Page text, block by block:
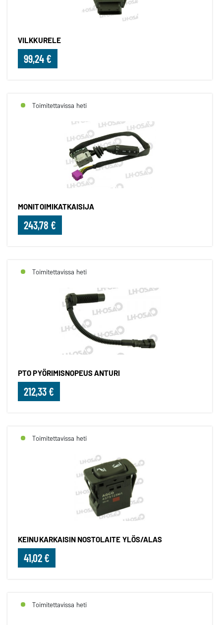
VILKKURELE
99,24 €
Toimitettavissa heti
MONITOIMIKATKAISIJA
243,78 €
Toimitettavissa heti
PTO PYÖRIMISNOPEUS ANTURI
212,33 €
Toimitettavissa heti
KEINUKARKAISIN NOSTOLAITE YLÖS/ALAS
41,02 €
Toimitettavissa heti